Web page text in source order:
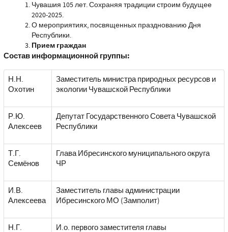
Чувашия 105 лет. Сохраняя традиции строим будущее
2020-2025.
О мероприятиях, посвященных празднованию Дня
Республики.
Прием граждан
Состав информационной группы:
Н.Н.
Охотин
Заместитель министра природных ресурсов и
экологии Чувашской Республики
Р.Ю.
Алексеев
Депутат Государственного Совета Чувашской
Республики
Т.Г.
Семёнов
Глава Ибресинского муниципального округа
ЧР
И.В.
Алексеева
Заместитель главы администрации
Ибресинского МО (Замполит)
Н.Г.
И.о. первого заместителя главы